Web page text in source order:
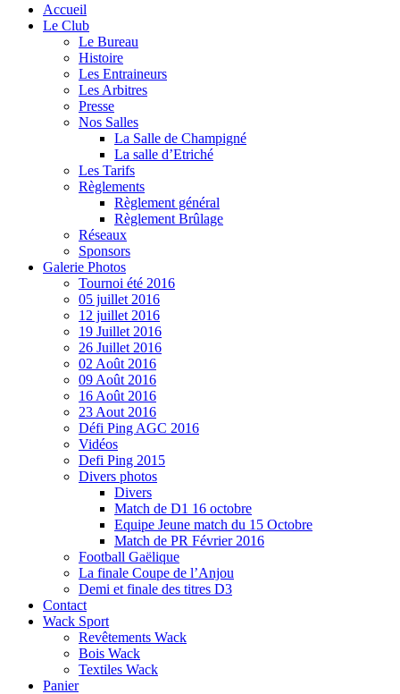
Accueil
Le Club
Le Bureau
Histoire
Les Entraineurs
Les Arbitres
Presse
Nos Salles
La Salle de Champigné
La salle d’Etriché
Les Tarifs
Règlements
Règlement général
Règlement Brûlage
Réseaux
Sponsors
Galerie Photos
Tournoi été 2016
05 juillet 2016
12 juillet 2016
19 Juillet 2016
26 Juillet 2016
02 Août 2016
09 Août 2016
16 Août 2016
23 Aout 2016
Défi Ping AGC 2016
Vidéos
Defi Ping 2015
Divers photos
Divers
Match de D1 16 octobre
Equipe Jeune match du 15 Octobre
Match de PR Février 2016
Football Gaëlique
La finale Coupe de l’Anjou
Demi et finale des titres D3
Contact
Wack Sport
Revêtements Wack
Bois Wack
Textiles Wack
Panier